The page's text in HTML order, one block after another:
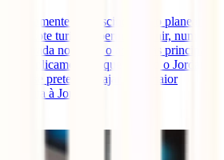
imprescindível ao planear
pacote turístico permite reunir, num
entrada no país e o acesso às principais
explicamos por que motivo o Jordan
se pretende viajar com maior
visita à Jordânia.